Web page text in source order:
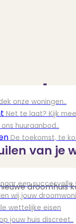
onze woningen..
Net te laat? Kijk
ons huuraanbod..
De toekomst, te
een succesvolle
wij jouw
wettelijke eisen
jouw huis discreet..
van je
droomhuis